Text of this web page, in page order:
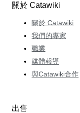
關於 Catawiki
關於 Catawiki
我們的專家
職業
媒體報導
與Catawiki合作
出售